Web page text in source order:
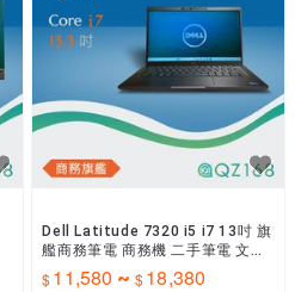
Dell Latitude 7320 i5 i7 13吋 旗
艦商務筆電 商務機 二手筆電 文書
筆電 耐用 文書機
11,580 ~ 18,380